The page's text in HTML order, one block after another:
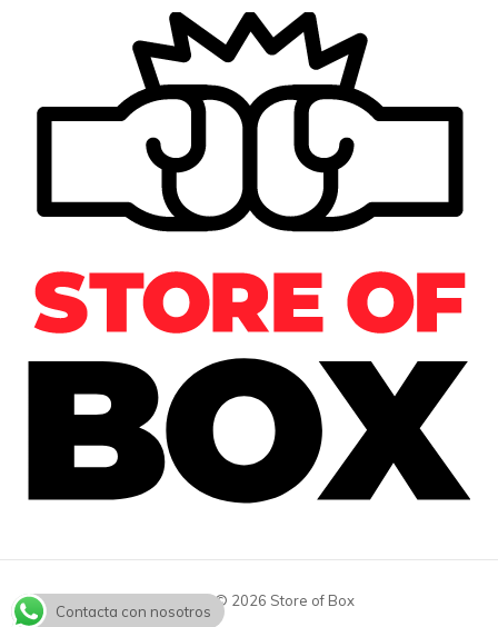
Copyright © 2026 Store of Box
Contacta con nosotros